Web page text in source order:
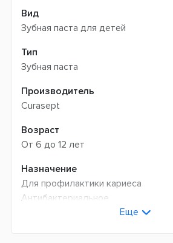
Вид
Зубная паста для детей
Тип
Зубная паста
Производитель
Curasept
Возраст
От 6 до 12 лет
Назначение
Для профилактики кариеса
Антибактериальное
Для реминерализации эмали
Еще